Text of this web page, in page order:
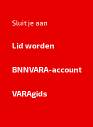
Sluit je aan
Lid worden
BNNVARA-account
VARAgids